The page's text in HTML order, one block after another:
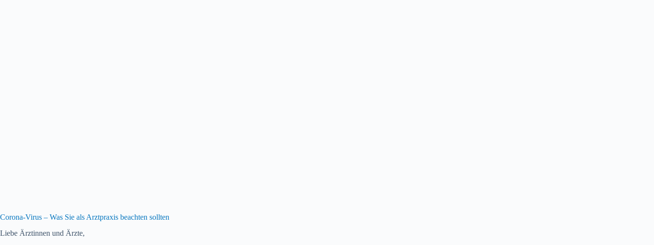
Corona-Virus – Was Sie als Arztpraxis beachten sollten
Liebe Ärztinnen und Ärzte,